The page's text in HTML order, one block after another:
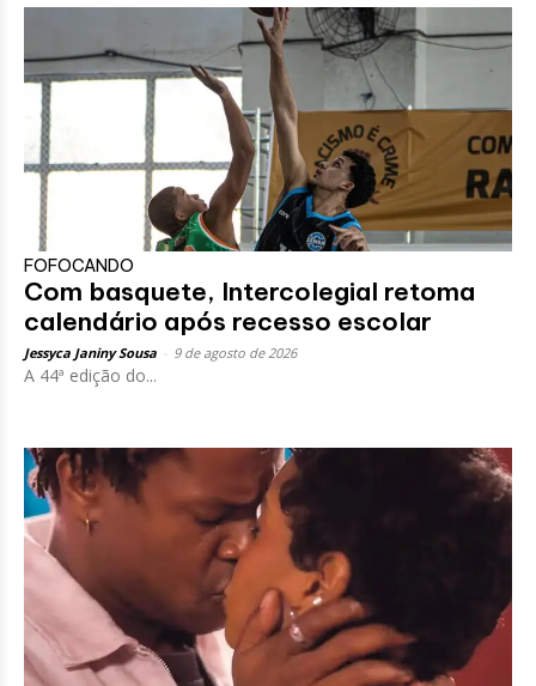
FOFOCANDO
Com basquete, Intercolegial retoma
calendário após recesso escolar
Jessyca Janiny Sousa 9 de agosto de 2026
A 44ª edição do...